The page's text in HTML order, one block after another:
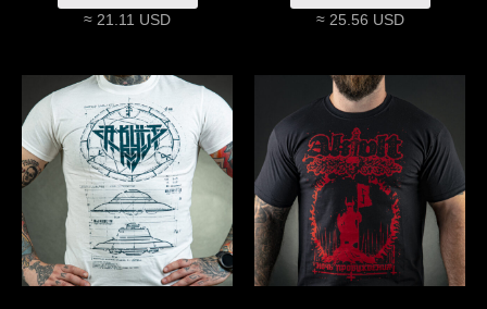
≈ 21.11 USD ≈ 25.56 USD